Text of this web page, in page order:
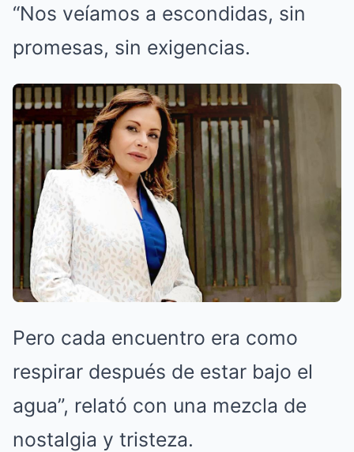
“Nos veíamos a escondidas, sin
promesas, sin exigencias.
Pero cada encuentro era como
respirar después de estar bajo el
agua”, relató con una mezcla de
nostalgia y tristeza.